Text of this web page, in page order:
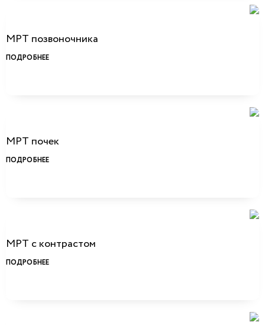
МРТ позвоночника
ПОДРОБНЕЕ
МРТ почек
ПОДРОБНЕЕ
МРТ с контрастом
ПОДРОБНЕЕ